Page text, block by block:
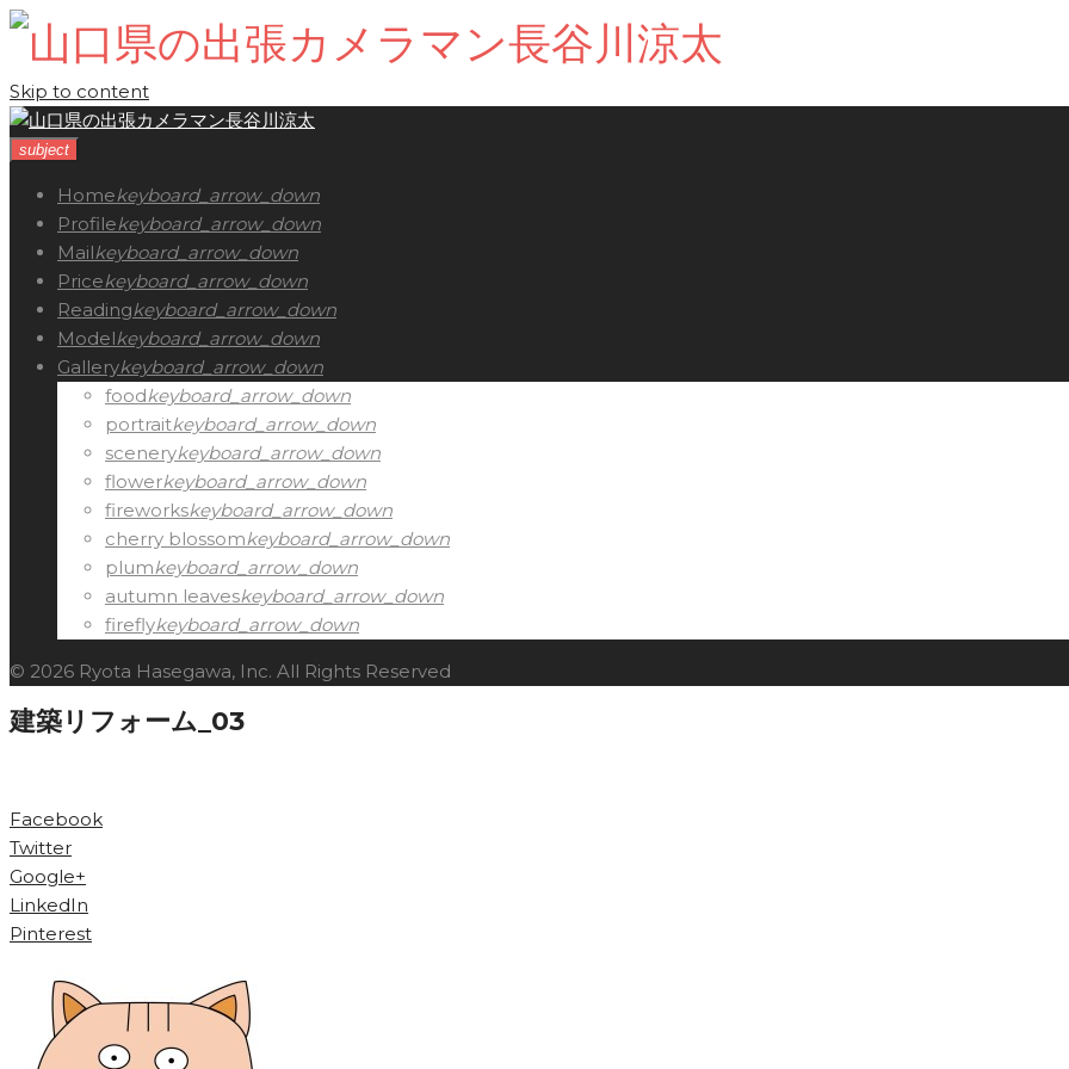
Skip to content
subject
Homekeyboard_arrow_down
Profilekeyboard_arrow_down
Mailkeyboard_arrow_down
Pricekeyboard_arrow_down
Readingkeyboard_arrow_down
Modelkeyboard_arrow_down
Gallerykeyboard_arrow_down
foodkeyboard_arrow_down
portraitkeyboard_arrow_down
scenerykeyboard_arrow_down
flowerkeyboard_arrow_down
fireworkskeyboard_arrow_down
cherry blossomkeyboard_arrow_down
plumkeyboard_arrow_down
autumn leaveskeyboard_arrow_down
fireflykeyboard_arrow_down
© 2026 Ryota Hasegawa, Inc. All Rights Reserved
建築リフォーム_03
Facebook
Twitter
Google+
LinkedIn
Pinterest